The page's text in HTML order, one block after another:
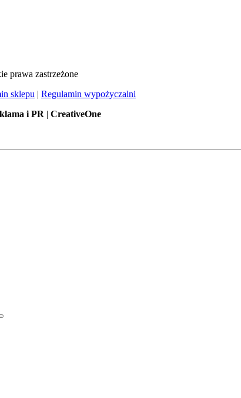
prawa zastrzeżone
sklepu | Regulamin wypożyczalni
i PR | CreativeOne